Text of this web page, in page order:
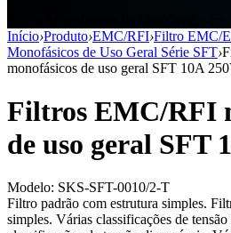
Início›Produto›EMC/RFI›Filtro EMC/
Monofásicos de Uso Geral Série SFT›
monofásicos de uso geral SFT 10A
Filtros EMC/RFI
de uso geral SFT
Modelo: SKS-SFT-0010/2-T
Filtro padrão com estrutura simples.
simples. Várias classificações de